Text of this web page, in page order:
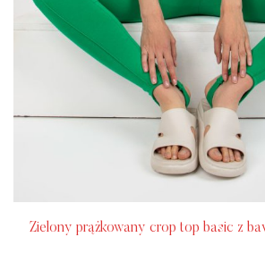
Zielony prążkowany crop top basic z